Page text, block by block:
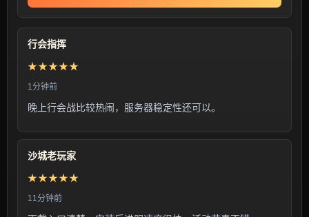
行会指挥
★★★★★
1分钟前
晚上行会战比较热闹，服务器稳定性还可以。
沙城老玩家
★★★★★
11分钟前